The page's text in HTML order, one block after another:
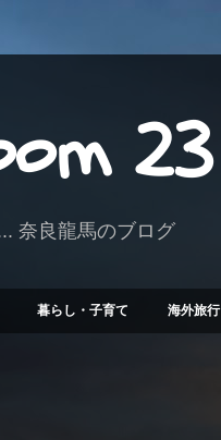
23
奈良龍馬のブログ
暮らし・子育て 海外旅行